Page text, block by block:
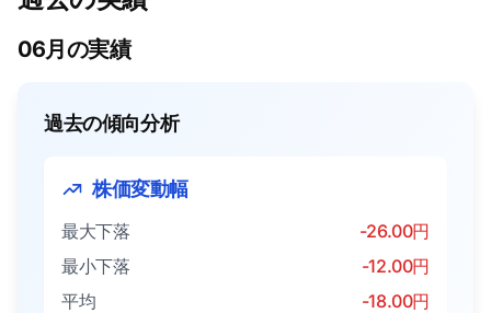
06月の実績
過去の傾向分析
株価変動幅
最大下落
-26.00円
最小下落
-12.00円
平均
-18.00円